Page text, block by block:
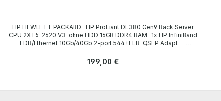
CPU 2X E5-2620 V3 ohne HDD 16GB DDR4 RAM 1x HP InfiniBand
FDR/Ethernet 10Gb/40Gb 2-port 544+FLR-QSFP Adapt
front / frontseitig: 12 x 3,5 Zoll (1x 4Bay Backplane) CPU / Prozessor
Festplatten ohne HDD CD-/DVD-ROM Laufwerk none / ohne
Regulärer Preis:
199,00 €